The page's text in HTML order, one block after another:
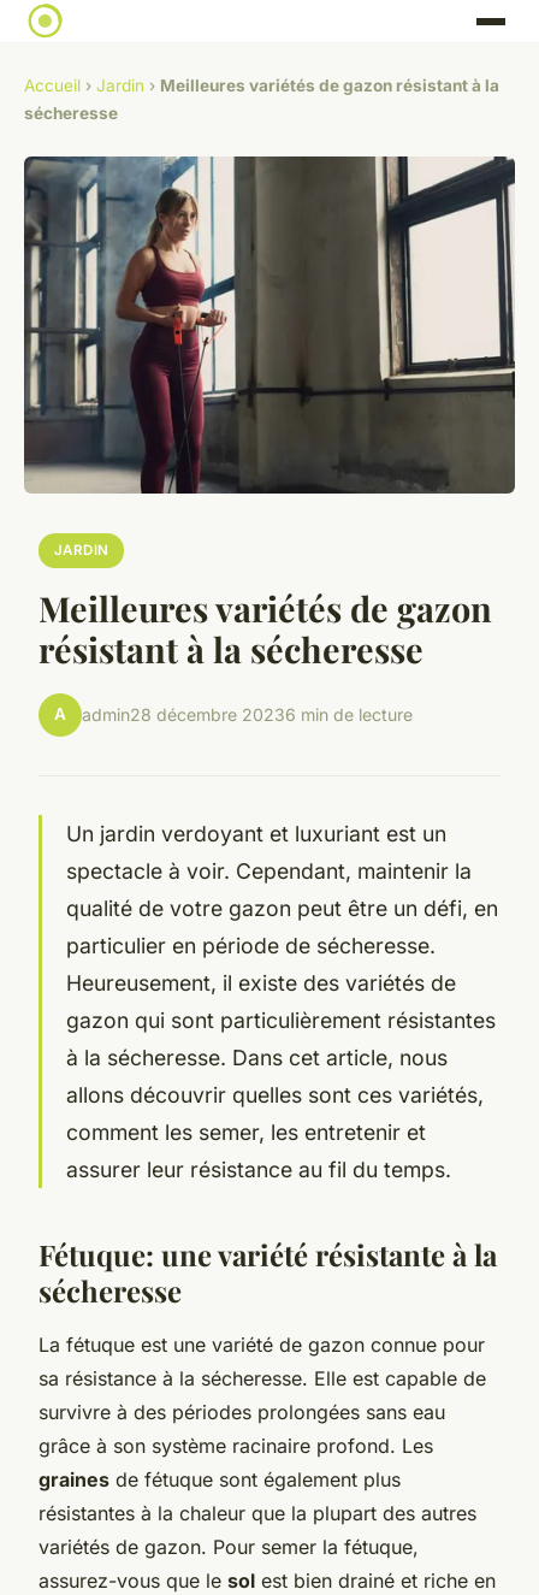
Accueil › Jardin › Meilleures variétés de gazon résistant à la
sécheresse
JARDIN
Meilleures variétés de gazon
résistant à la sécheresse
A admin28 décembre 20236 min de lecture
Un jardin verdoyant et luxuriant est un
spectacle à voir. Cependant, maintenir la
qualité de votre gazon peut être un défi, en
particulier en période de sécheresse.
Heureusement, il existe des variétés de
gazon qui sont particulièrement résistantes
à la sécheresse. Dans cet article, nous
allons découvrir quelles sont ces variétés,
comment les semer, les entretenir et
assurer leur résistance au fil du temps.
Fétuque: une variété résistante à la
sécheresse
La fétuque est une variété de gazon connue pour
sa résistance à la sécheresse. Elle est capable de
survivre à des périodes prolongées sans eau
grâce à son système racinaire profond. Les
graines de fétuque sont également plus
résistantes à la chaleur que la plupart des autres
variétés de gazon. Pour semer la fétuque,
assurez-vous que le sol est bien drainé et riche en